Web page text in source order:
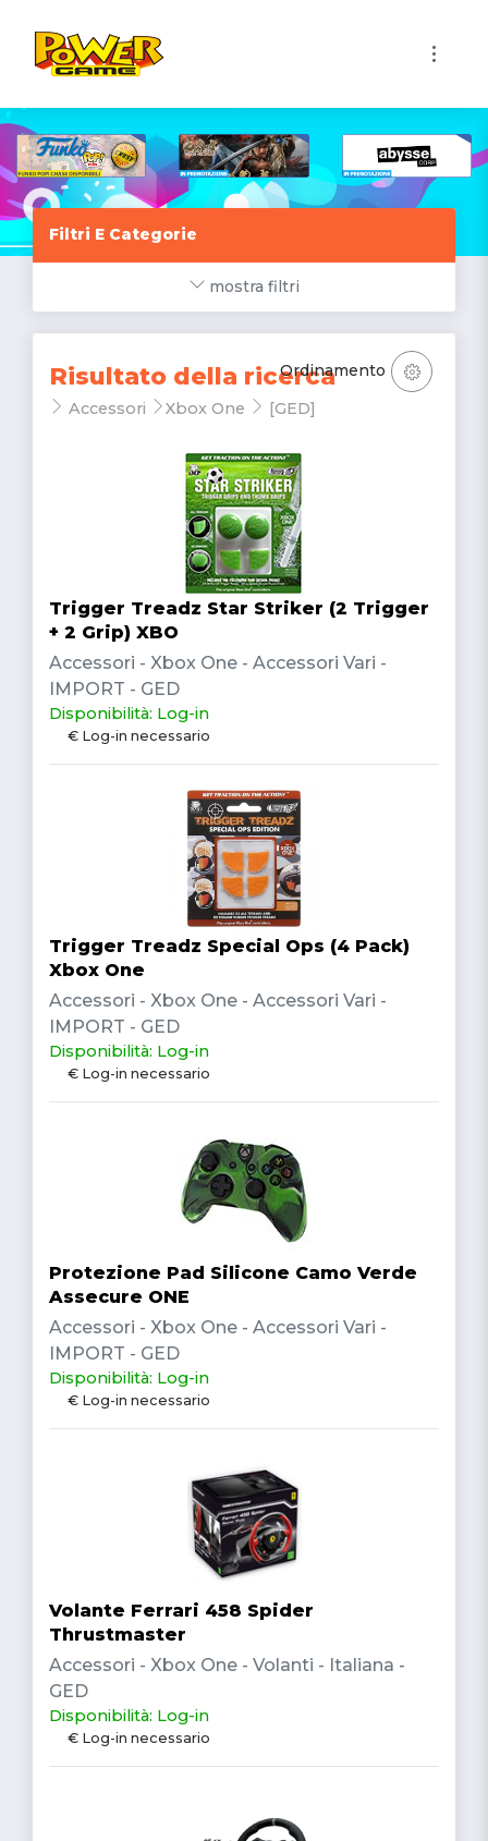
Filtri E Categorie
mostra filtri
Risultato della ricerca
Accessori Xbox One [GED]
Ordinamento
Trigger Treadz Star Striker (2 Trigger
+ 2 Grip) XBO
Accessori - Xbox One - Accessori Vari -
IMPORT - GED
Disponibilità: Log-in
€ Log-in necessario
Trigger Treadz Special Ops (4 Pack)
Xbox One
Accessori - Xbox One - Accessori Vari -
IMPORT - GED
Disponibilità: Log-in
€ Log-in necessario
Protezione Pad Silicone Camo Verde
Assecure ONE
Accessori - Xbox One - Accessori Vari -
IMPORT - GED
Disponibilità: Log-in
€ Log-in necessario
Volante Ferrari 458 Spider
Thrustmaster
Accessori - Xbox One - Volanti - Italiana -
GED
Disponibilità: Log-in
€ Log-in necessario